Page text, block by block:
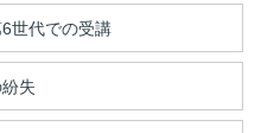
6世代での受講
失